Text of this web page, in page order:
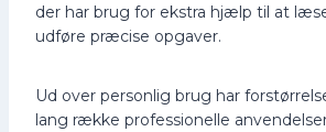
der har brug for ekstra hjælp til at
udføre præcise opgaver.
Ud over personlig brug har
lang række professionelle